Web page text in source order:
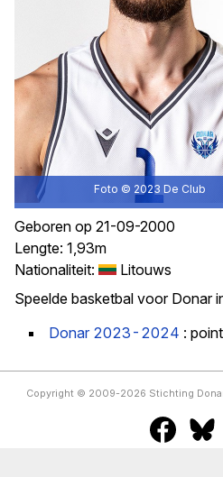
Geboren op 21-09-2000
Lengte: 1,93m
Nationaliteit:
Litouws
Speelde basketbal voor Donar
Donar 2023-2024 :
Foto © 2023 De Club
Copyright © 2009-2026 Stichting